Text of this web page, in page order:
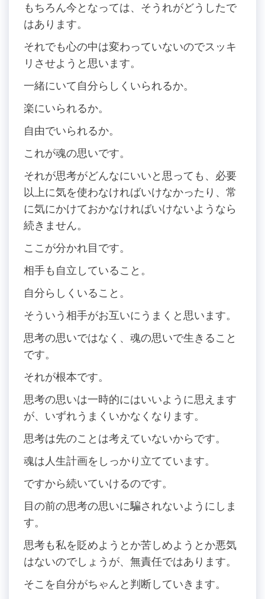
もちろん今となっては、そうれがどうしたで
はあります。
それでも心の中は変わっていないのでスッキ
リさせようと思います。
一緒にいて自分らしくいられるか。
楽にいられるか。
自由でいられるか。
これが魂の思いです。
それが思考がどんなにいいと思っても、必要
以上に気を使わなければいけなかったり、常
に気にかけておかなければいけないようなら
続きません。
ここが分かれ目です。
相手も自立していること。
自分らしくいること。
そういう相手がお互いにうまくと思います。
思考の思いではなく、魂の思いで生きること
です。
それが根本です。
思考の思いは一時的にはいいように思えます
が、いずれうまくいかなくなります。
思考は先のことは考えていないからです。
魂は人生計画をしっかり立てています。
ですから続いていけるのです。
目の前の思考の思いに騙されないようにしま
す。
思考も私を貶めようとか苦しめようとか悪気
はないのでしょうが、無責任ではあります。
そこを自分がちゃんと判断していきます。